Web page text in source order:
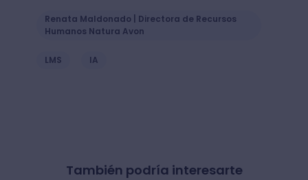
Renata Maldonado | Directora de Recursos
Humanos Natura Avon
LMS IA
También podría interesarte